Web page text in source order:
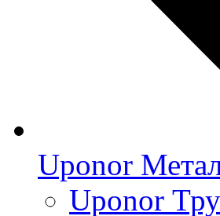
Uponor
Uponor